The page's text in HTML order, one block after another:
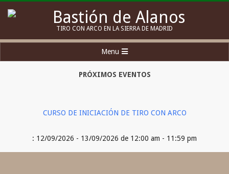
Bastión
de
Alanos
TIRO CON ARCO EN LA SIERRA DE MADRID
Navigation
Menu
PRÓXIMOS EVENTOS
CURSO DE INICIACIÓN DE TIRO CON ARCO
: 12/09/2026 - 13/09/2026 de 12:00 am - 11:59 pm